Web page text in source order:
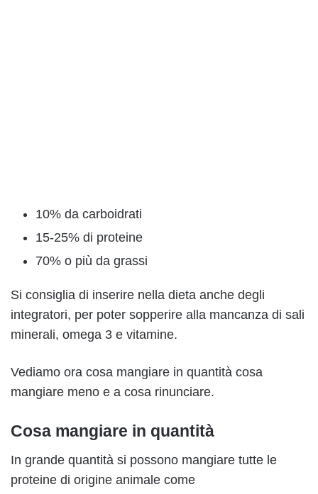
10% da carboidrati
15-25% di proteine
70% o più da grassi
Si consiglia di inserire nella dieta anche degli
integratori, per poter sopperire alla mancanza di sali
minerali, omega 3 e vitamine.
Vediamo ora cosa mangiare in quantità cosa
mangiare meno e a cosa rinunciare.
Cosa mangiare in quantità
In grande quantità si possono mangiare tutte le
proteine di origine animale come